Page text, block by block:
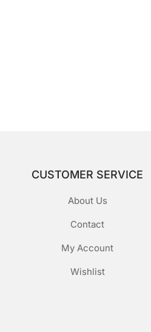
CUSTOMER SERVICE
About Us
Contact
My Account
Wishlist